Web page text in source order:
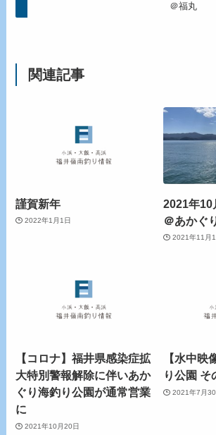
＠福丸
関連記事
謹賀新年
2022年1月1日
2021年10
＠あかぐ
2021年11月1
【コロナ】福井県感染症拡
大特別警報解除に伴いあか
ぐり海釣り公園が通常営業
に
2021年10月20日
【水中映
り公園 そ
2021年7月30